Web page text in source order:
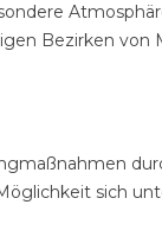
Bezirken
sich